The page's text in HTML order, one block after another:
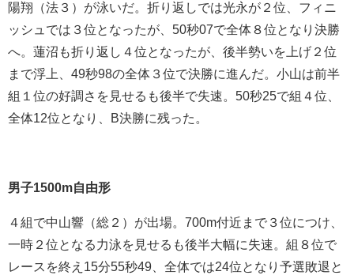
陽翔（法３）が泳いだ。折り返しでは光永が２位、フィニ
ッシュでは３位となったが、50秒07で全体８位となり決勝
へ。蓮沼も折り返し４位となったが、後半勢いを上げ２位
まで浮上、49秒98の全体３位で決勝に進んだ。小山は前半
組１位の好調さを見せるも後半で失速。50秒25で組４位、
全体12位となり、B決勝に残った。
男子1500m自由形
４組で中山響（総２）が出場。700m付近まで３位につけ、
一時２位となる力泳を見せるも後半大幅に失速。組８位で
レースを終え15分55秒49、全体では24位となり予選敗退と